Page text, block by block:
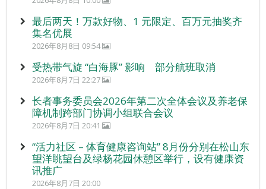
最后两天！万款好物、1 元限定、百万元抽奖齐
集名优展
2026年8月8日 09:54
受热带气旋 “白海豚” 影响 部分航班取消
2026年8月7日 22:27
长者事务委员会2026年第二次全体会议及养老保
障机制跨部门协调小组联合会议
2026年8月7日 20:41
“活力社区 – 体育健康咨询站” 8月份分别在松山东
望洋眺望台及绿杨花园休憩区举行，设有健康资
讯推广
2026年8月7日 20:00